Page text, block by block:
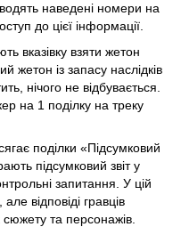
наведені номери на
до цієї інформації.
вказівку взяти жетон
жетон із запасу наслідків
нічого не відбувається.
на 1 поділку на треку
поділки «Підсумковий
підсумковий звіт у
запитання. У цій
відповіді гравців
та персонажів.